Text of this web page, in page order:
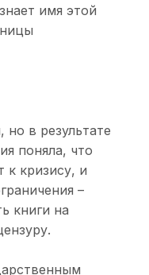
имя этой
но в результате
поняла, что
к кризису, и
–
книги на